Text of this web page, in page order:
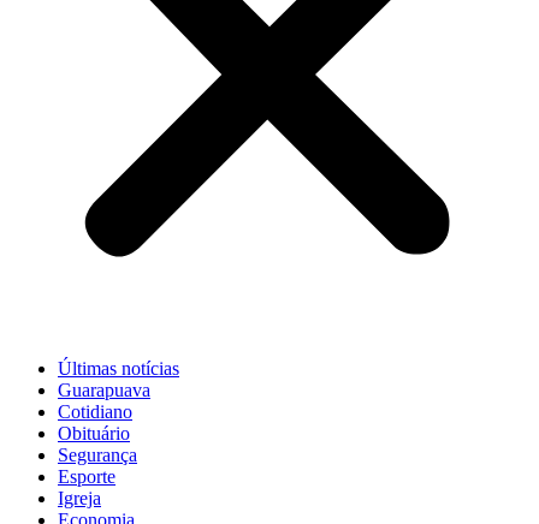
Últimas notícias
Guarapuava
Cotidiano
Obituário
Segurança
Esporte
Igreja
Economia